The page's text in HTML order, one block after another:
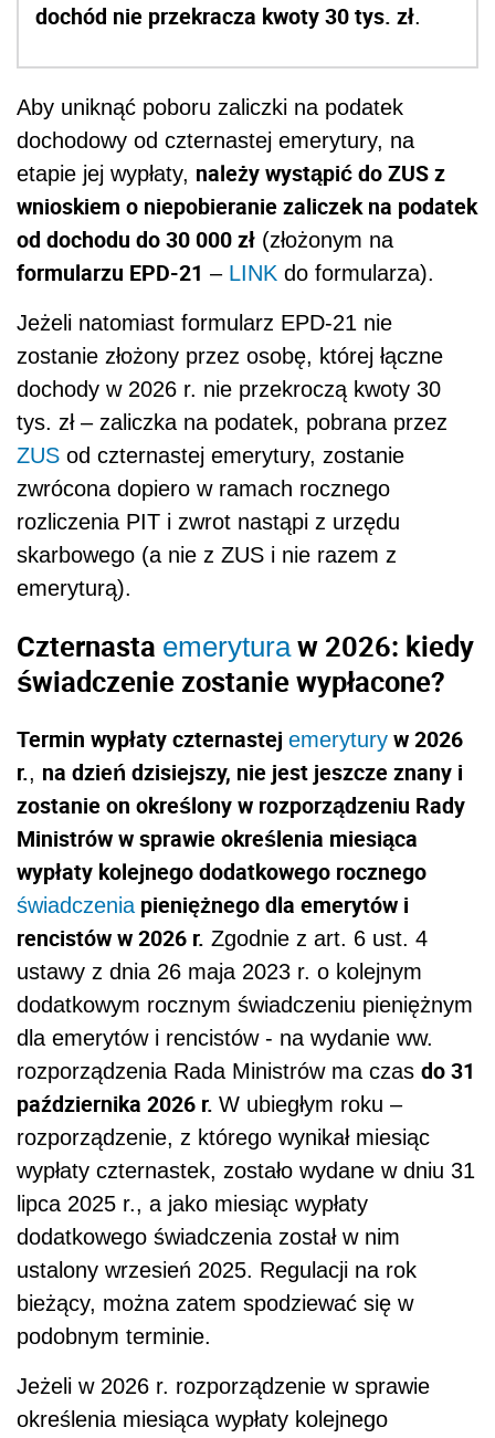
dochód nie przekracza kwoty 30 tys. zł.
Aby uniknąć poboru zaliczki na podatek
dochodowy od czternastej emerytury, na
etapie jej wypłaty, należy wystąpić do ZUS z
wnioskiem o niepobieranie zaliczek na podatek
od dochodu do 30 000 zł (złożonym na
formularzu EPD-21 – LINK do formularza).
Jeżeli natomiast formularz EPD-21 nie
zostanie złożony przez osobę, której łączne
dochody w 2026 r. nie przekroczą kwoty 30
tys. zł – zaliczka na podatek, pobrana przez
ZUS od czternastej emerytury, zostanie
zwrócona dopiero w ramach rocznego
rozliczenia PIT i zwrot nastąpi z urzędu
skarbowego (a nie z ZUS i nie razem z
emeryturą).
Czternasta emeryturaw 2026: kiedy
świadczenie zostanie wypłacone?
Termin wypłaty czternastej emerytury w 2026
r., na dzień dzisiejszy, nie jest jeszcze znany i
zostanie on określony w rozporządzeniu Rady
Ministrów w sprawie określenia miesiąca
wypłaty kolejnego dodatkowego rocznego
świadczeniapieniężnego dla emerytów i
rencistów w 2026 r. Zgodnie z art. 6 ust. 4
ustawy z dnia 26 maja 2023 r. o kolejnym
dodatkowym rocznym świadczeniu pieniężnym
dla emerytów i rencistów - na wydanie ww.
rozporządzenia Rada Ministrów ma czas do 31
października 2026 r. W ubiegłym roku –
rozporządzenie, z którego wynikał miesiąc
wypłaty czternastek, zostało wydane w dniu 31
lipca 2025 r., a jako miesiąc wypłaty
dodatkowego świadczenia został w nim
ustalony wrzesień 2025. Regulacji na rok
bieżący, można zatem spodziewać się w
podobnym terminie.
Jeżeli w 2026 r. rozporządzenie w sprawie
określenia miesiąca wypłaty kolejnego